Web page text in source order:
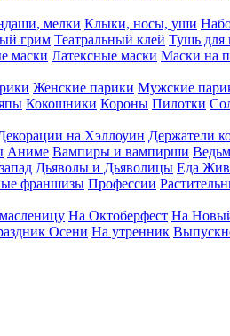
мелки Клыки, носы, уши
грим Театральный клей Тушь для
маски Латексные маски Маски на
Женские парики Мужские
Кокошники Короны Пилотки
на Хэллоуин Держатели
Аниме Вампиры и вампирши
Дьяволы и Дьяволицы Еда
франшизы Профессии
На Октоберфест На
Осени На утренник